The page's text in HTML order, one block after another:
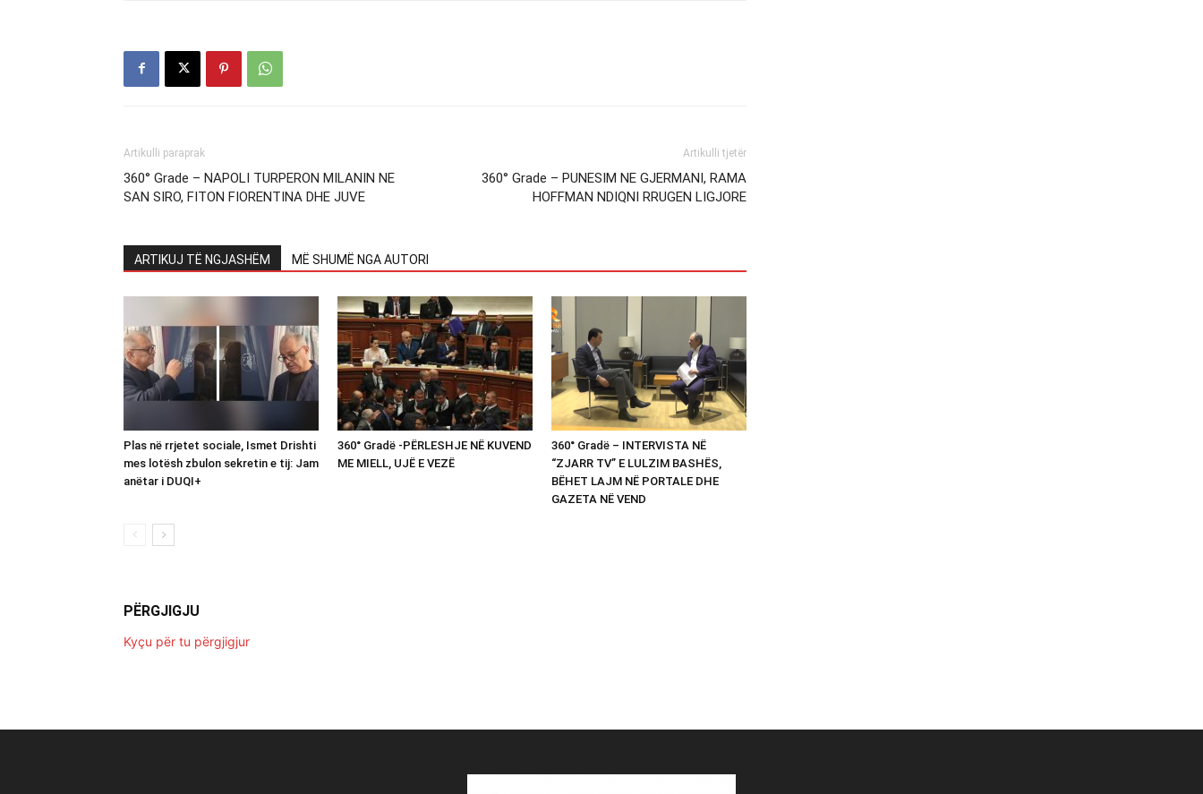
Artikulli paraprak
360° Grade – NAPOLI TURPERON MILANIN NE
SAN SIRO, FITON FIORENTINA DHE JUVE
Artikulli tjetër
360° Grade – PUNESIM NE GJERMANI, RAMA
HOFFMAN NDIQNI RRUGEN LIGJORE
ARTIKUJ TË NGJASHËM MË SHUMË NGA AUTORI
Plas në rrjetet sociale, Ismet Drishti
mes lotësh zbulon sekretin e tij: Jam
anëtar i DUQI+
360° Gradë -PËRLESHJE NË KUVEND
ME MIELL, UJË E VEZË
360° Gradë – INTERVISTA NË
“ZJARR TV” E LULZIM BASHËS,
BËHET LAJM NË PORTALE DHE
GAZETA NË VEND
PËRGJIGJU
Kyçu për tu përgjigjur